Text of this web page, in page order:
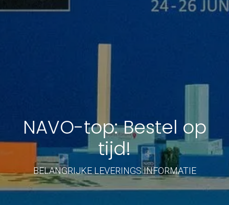
NAVO-top: Bestel op
tijd!
BELANGRIJKE LEVERINGS INFORMATIE